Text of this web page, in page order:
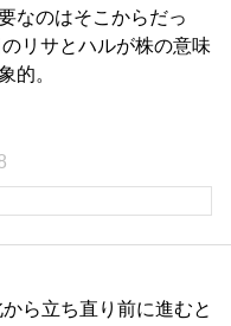
なのはそこからだっ
リサとハルが株の意味
的。
ら立ち直り前に進むと